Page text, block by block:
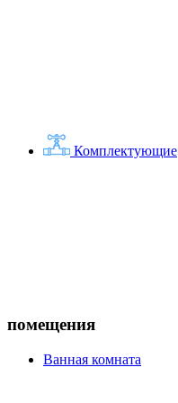
Комплектующие
помещения
Ванная комната